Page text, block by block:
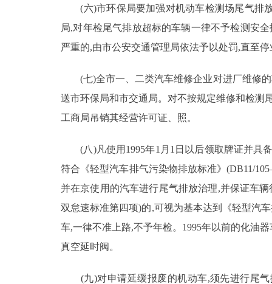
(六)市环保局要加强对机动车检测场尾气排放
局,对年检尾气排放超标的车辆一律不予检测安
严重的,由市公安交通管理局依法予以处罚,直至
(七)全市一、二类汽车维修企业对进厂维修的
送市环保局和市交通局。对不按规定维修和检测
工商局吊销其经营许可证、照。
(八)凡使用1995年1月1日以后领取牌证并具
符合《轻型汽车排气污染物排放标准》(DB11/
并在京使用的汽车进行尾气排放治理,并保证车
双怠速标准第四项)的,可视为基本达到《轻型汽
车,一律不准上路,不予年检。1995年以前的化油
真空延时阀。
(九)对申请延缓报废的机动车,须先进行尾气